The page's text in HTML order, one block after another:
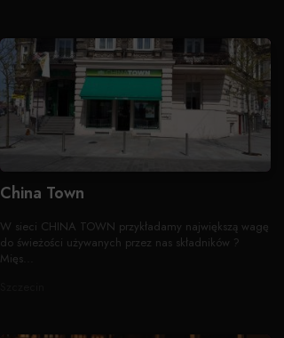
China Town
W sieci CHINA TOWN przykładamy największą wagę
do świeżości używanych przez nas składników ?
Mięs...